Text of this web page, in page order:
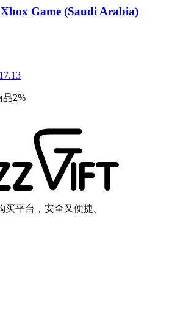
Game (Saudi Arabia)
17.13
品2%
平台，安全又便捷。